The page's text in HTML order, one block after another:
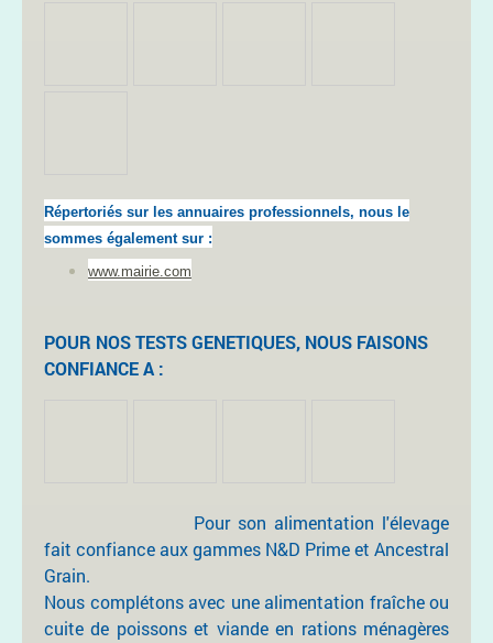
Répertoriés sur les annuaires professionnels, nous le
sommes également sur :
www.mairie.com
POUR NOS TESTS GENETIQUES, NOUS FAISONS
CONFIANCE A :
Pour son alimentation l'élevage
fait confiance aux gammes N&D Prime et Ancestral
Grain.
Nous complétons avec une alimentation fraîche ou
cuite de poissons et viande en rations ménagères